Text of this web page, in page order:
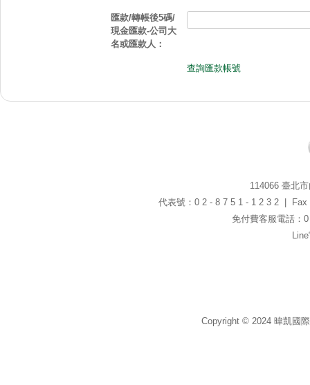
匯款/轉帳後5碼/
現金匯款-公司大
名或匯款人：
查詢匯款帳號
114066 臺北
代表號：0 2 - 8 7 5 1 - 1 2 3 2 |
免付費客服電話：
Copyright © 2024 暐凱國